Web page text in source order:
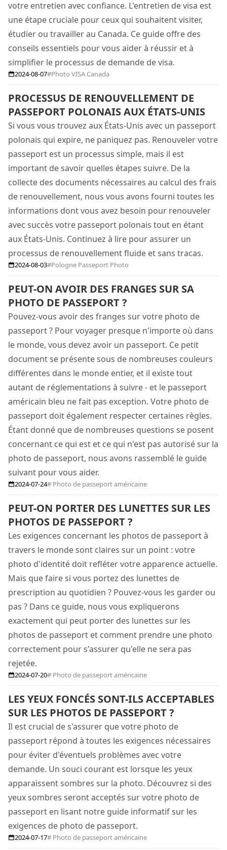
votre entretien avec confiance. L'entretien de visa est
une étape cruciale pour ceux qui souhaitent visiter,
étudier ou travailler au Canada. Ce guide offre des
conseils essentiels pour vous aider à réussir et à
simplifier le processus de demande de visa.
2024-08-07#Photo VISA Canada
PROCESSUS DE RENOUVELLEMENT DE
PASSEPORT POLONAIS AUX ÉTATS-UNIS
Si vous vous trouvez aux États-Unis avec un passeport
polonais qui expire, ne paniquez pas. Renouveler votre
passeport est un processus simple, mais il est
important de savoir quelles étapes suivre. De la
collecte des documents nécessaires au calcul des frais
de renouvellement, nous vous avons fourni toutes les
informations dont vous avez besoin pour renouveler
avec succès votre passeport polonais tout en étant
aux États-Unis. Continuez à lire pour assurer un
processus de renouvellement fluide et sans tracas.
2024-08-03#Pologne Passeport Photo
PEUT-ON AVOIR DES FRANGES SUR SA
PHOTO DE PASSEPORT ?
Pouvez-vous avoir des franges sur votre photo de
passeport ? Pour voyager presque n'importe où dans
le monde, vous devez avoir un passeport. Ce petit
document se présente sous de nombreuses couleurs
différentes dans le monde entier, et il existe tout
autant de réglementations à suivre - et le passeport
américain bleu ne fait pas exception. Votre photo de
passeport doit également respecter certaines règles.
Étant donné que de nombreuses questions se posent
concernant ce qui est et ce qui n'est pas autorisé sur la
photo de passeport, nous avons rassemblé le guide
suivant pour vous aider.
2024-07-24# Photo de passeport américaine
PEUT-ON PORTER DES LUNETTES SUR LES
PHOTOS DE PASSEPORT ?
Les exigences concernant les photos de passeport à
travers le monde sont claires sur un point : votre
photo d'identité doit refléter votre apparence actuelle.
Mais que faire si vous portez des lunettes de
prescription au quotidien ? Pouvez-vous les garder ou
pas ? Dans ce guide, nous vous expliquerons
exactement qui peut porter des lunettes sur les
photos de passeport et comment prendre une photo
correctement pour s'assurer qu'elle ne sera pas
rejetée.
2024-07-20# Photo de passeport américaine
LES YEUX FONCÉS SONT-ILS ACCEPTABLES
SUR LES PHOTOS DE PASSEPORT ?
Il est crucial de s'assurer que votre photo de
passeport répond à toutes les exigences nécessaires
pour éviter d'éventuels problèmes avec votre
demande. Un souci courant est lorsque les yeux
apparaissent sombres sur la photo. Découvrez si des
yeux sombres seront acceptés sur votre photo de
passeport en lisant notre guide informatif sur les
exigences de photo de passeport.
2024-07-17# Photo de passeport américaine